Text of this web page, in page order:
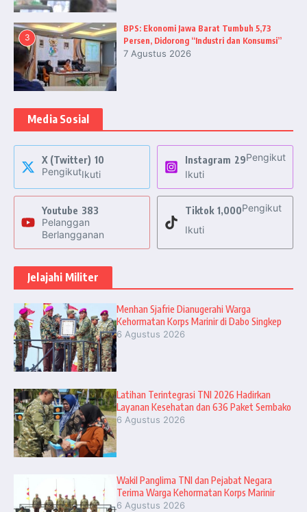
3
BPS: Ekonomi Jawa Barat Tumbuh 5,73
Persen, Didorong “Industri dan Konsumsi”
7 Agustus 2026
Media Sosial
X (Twitter) 10
PengikutIkuti
Instagram 29Pengikut
Ikuti
Youtube 383
Pelanggan
Berlangganan
Tiktok 1,000Pengikut
Ikuti
Jelajahi Militer
Menhan Sjafrie Dianugerahi Warga
Kehormatan Korps Marinir di Dabo Singkep
6 Agustus 2026
Latihan Terintegrasi TNI 2026 Hadirkan
Layanan Kesehatan dan 636 Paket Sembako
6 Agustus 2026
Wakil Panglima TNI dan Pejabat Negara
Terima Warga Kehormatan Korps Marinir
6 Agustus 2026